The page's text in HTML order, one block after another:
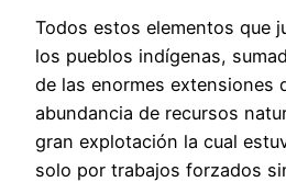
Todos estos elementos que
los pueblos indígenas,
de las enormes extensiones
abundancia de recursos
gran explotación la cual
solo por trabajos forzados